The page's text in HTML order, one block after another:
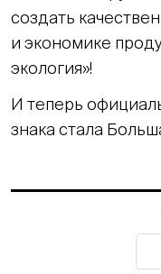
создать
и экономике
экология»!
И теперь
знака стала